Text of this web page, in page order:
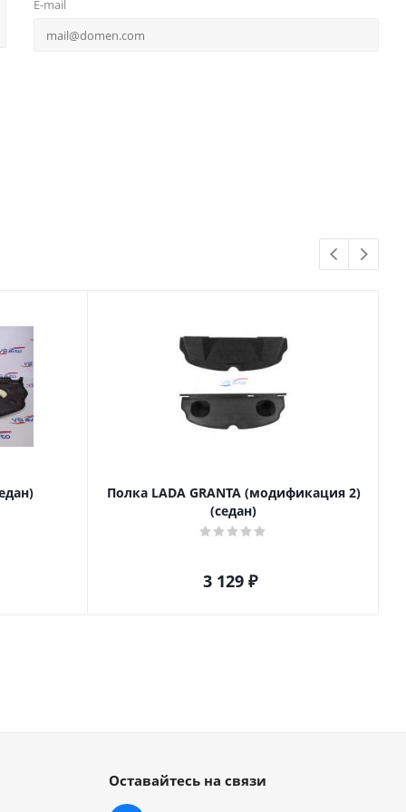
E-mail
Полка LADA GRANTA (модификация 2)
(седан)
3 129 ₽
Оставайтесь на связи